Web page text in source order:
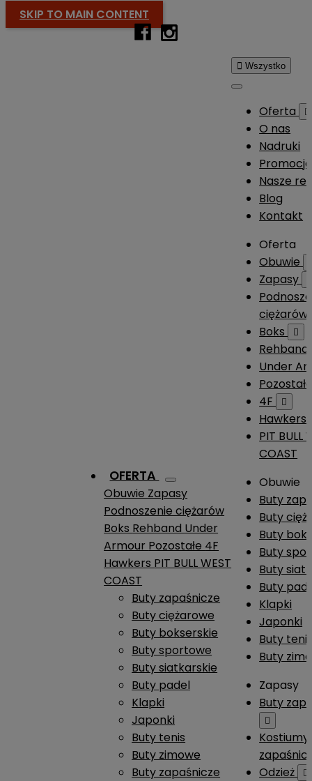
SKIP TO MAIN CONTENT
OFERTA
Obuwie Zapasy
Podnoszenie ciężarów
Boks Rehband Under
Armour Pozostałe 4F
Hawkers PIT BULL WEST
COAST
Buty zapaśnicze
Buty ciężarowe
Buty bokserskie
Buty sportowe
Buty siatkarskie
Buty padel
Klapki
Japonki
Buty tenis
Buty zimowe
Buty zapaśnicze
 Wszystko
Oferta 
O nas
Nadruki
Promocje
Nasze
Blog
Kontakt
Oferta
Obuwie
Zapasy
ciężarów
Boks

Rehband
Under
4F

Hawkers
PIT BULL
COAST
Obuwie
Buty
Buty
Buty
Buty
Buty
Buty
Klapki
Japonki
Buty
Buty
Zapasy
Buty

Kostiumy
Odzież
